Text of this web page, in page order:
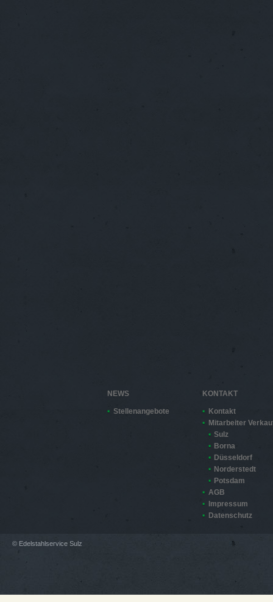
NEWS
Stellenangebote
KONTAKT
Kontakt
Mitarbeiter
Sulz
Borna
Düsseldorf
Norderstedt
Potsdam
AGB
Impressum
Datenschutz
© Edelstahlservice Sulz